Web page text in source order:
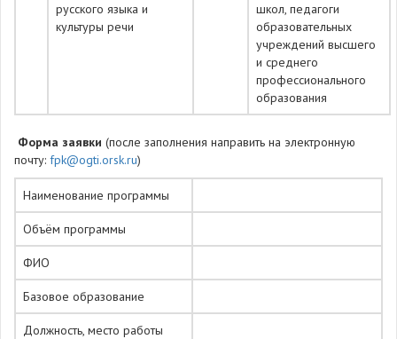
русского языка и
культуры речи
школ, педагоги
образовательных
учреждений высшего
и среднего
профессионального
образования
Форма заявки (после заполнения направить на электронную
почту: fpk@ogti.orsk.ru)
Наименование программы
Объём программы
ФИО
Базовое образование
Должность, место работы